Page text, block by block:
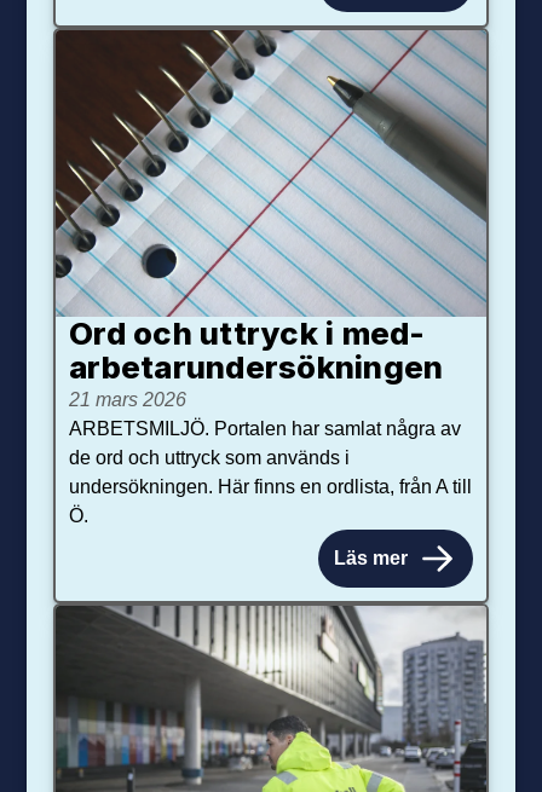
Ord och uttryck i med­­
arbetar­­under­sökningen
21 mars 2026
ARBETSMILJÖ. Portalen har samlat några av
de ord och uttryck som används i
undersökningen. Här finns en ordlista, från A till
Ö.
Läs mer